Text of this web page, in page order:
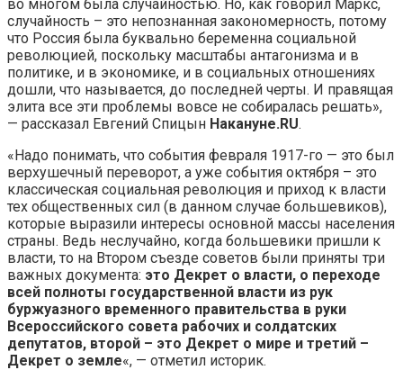
во многом была случайностью. Но, как говорил Маркс,
случайность – это непознанная закономерность, потому
что Россия была буквально беременна социальной
революцией, поскольку масштабы антагонизма и в
политике, и в экономике, и в социальных отношениях
дошли, что называется, до последней черты. И правящая
элита все эти проблемы вовсе не собиралась решать»,
— рассказал Евгений Спицын Накануне.RU.
«Надо понимать, что события февраля 1917-го — это был
верхушечный переворот, а уже события октября – это
классическая социальная революция и приход к власти
тех общественных сил (в данном случае большевиков),
которые выразили интересы основной массы населения
страны. Ведь неслучайно, когда большевики пришли к
власти, то на Втором съезде советов были приняты три
важных документа: это Декрет о власти, о переходе
всей полноты государственной власти из рук
буржуазного временного правительства в руки
Всероссийского совета рабочих и солдатских
депутатов, второй – это Декрет о мире и третий –
Декрет о земле«, — отметил историк.